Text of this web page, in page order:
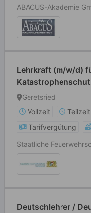
ABACUS-Akademie
Lehrkraft (m/w/d)
der 2. oder 3.
Geretsried
Vollzeit
Teilzeit
Tarifvergütung
Staatliche
Deutschlehrer /